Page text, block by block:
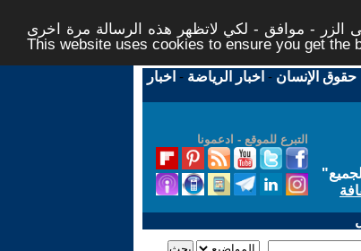
الزر - موافق - لكي لاتظهر هذه الرسالة مرة اخرى -
This website uses cookies to ensure you get the
حقوق الإنسان - اخبار الرياضة - اخبار
التبرع للموقع - ادعمونا
"